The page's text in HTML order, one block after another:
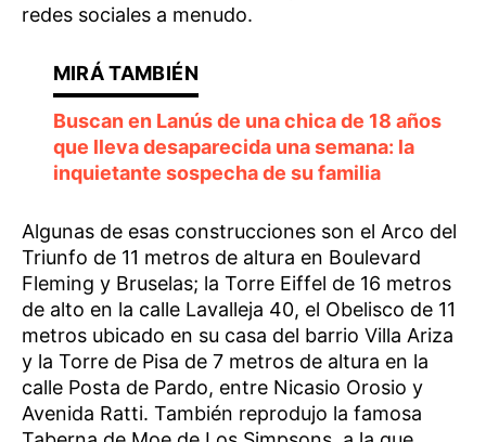
redes sociales a menudo.
Buscan en Lanús de una chica de 18 años
que lleva desaparecida una semana: la
inquietante sospecha de su familia
Algunas de esas construcciones son el Arco del
Triunfo de 11 metros de altura en Boulevard
Fleming y Bruselas; la Torre Eiffel de 16 metros
de alto en la calle Lavalleja 40, el Obelisco de 11
metros ubicado en su casa del barrio Villa Ariza
y la Torre de Pisa de 7 metros de altura en la
calle Posta de Pardo, entre Nicasio Orosio y
Avenida Ratti. También reprodujo la famosa